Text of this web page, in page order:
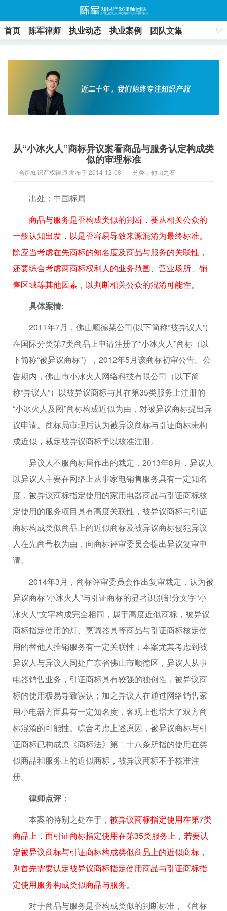
首页 陈军律师 执业动态 执业案例
团队文集
从“小冰火人”商标异议案看商品与服务认定构成类
似的审理标准
合肥知识产权律师 发布于 2014-12-08 分类： 他山之石
出处：中国标局
商品与服务是否构成类似的判断，要从相关公众的
一般认知出发，以是否容易导致来源混淆为最终标准。
除应当考虑在先商标的知名度及商品与服务的关联性，
还要综合考虑两商标权利人的业务范围、营业场所、销
售区域等其他因素，以判断相关公众的混淆可能性。
具体案情:
2011年7月，佛山顺德某公司(以下简称“被异议人”)
在国际分类第7类商品上申请注册了“小冰火人”商标（以
下简称“被异议商标”），2012年5月该商标初审公告。公
告期内，佛山市小冰火人网络科技有限公司（以下简
称“异议人”）以被异议商标与其在第35类服务上注册的
“小冰火人及图”商标构成近似为由，对被异议商标提出异
议申请。商标局审理后认为被异议商标与引证商标未构
成近似，裁定被异议商标予以核准注册。
异议人不服商标局作出的裁定，2013年8月，异议人
以异议人主要在网络上从事家电销售服务具有一定知名
度，被异议商标指定使用的家用电器商品与引证商标核
定使用的服务项目具有高度关联性，被异议商标与引证
商标构成类似商品上的近似商标及被异议商标侵犯异议
人在先商号权为由，向商标评审委员会提出异议复审申
请。
2014年3月，商标评审委员会作出复审裁定，认为被
异议商标“小冰火人”与引证商标的显著识别部分文字“小
冰火人”文字构成完全相同，属于高度近似商标，被异议
商标指定使用的灯、烹调器具等商品与引证商标核定使
用的替他人推销服务有一定关联性；本案尤其考虑到被
异议人与异议人同处广东省佛山市顺德区，异议人从事
电器销售业务，引证商标具有较强的独创性，被异议商
标的使用极易导致误认；加之异议人在通过网络销售家
用小电器方面具有一定知名度，客观上也增大了双方商
标混淆的可能性。综合考虑上述原因，被异议商标与引
证商标已构成原《商标法》第二十八条所指的使用在类
似商品和服务上的近似商标，被异议商标不予核准注
册。
律师点评：
本案的特别之处在于， 被异议商标指定使用在第7类
商品上，而引证商标指定使用在第35类服务上，若要认
定被异议商标与引证商标构成类似商品上的近似商标，
则首先需要认定被异议商标指定使用商品与引证商标指
定使用服务构成类似商品与服务。
对于商品与服务是否构成类似的判断标准，《商标